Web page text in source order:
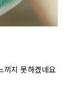
끼지 못하겠네요